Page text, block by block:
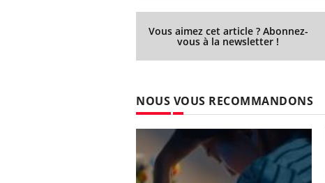
Vous aimez cet article ? Abonnez-
vous à la newsletter !
NOUS VOUS RECOMMANDONS